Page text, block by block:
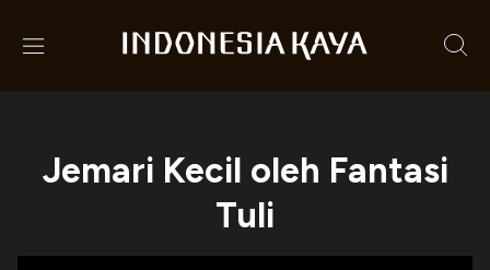
Jemari Kecil oleh Fantasi
Tuli